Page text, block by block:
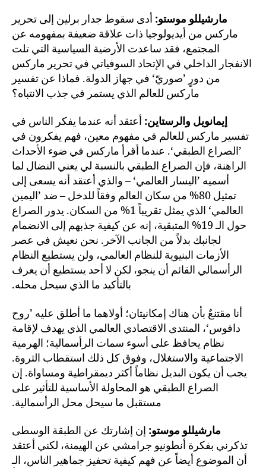
مارشيللو موستو: أدى سقوط جدار برلين إلى تحرير
ماركس من أيديولوجيا ذات علاقة ضعيفة بمفهومه عن
المجتمع، فقد ساعدت الأرضية السياسية التي تلت
الانفجار الداخلي في الإتحاد السوفياتي في تحرير ماركس
من دورٍ ’صوريّ‘ في جهاز الدولة. فماذا عن تفسير
ماركس للعالم الذي يستمر في جذب الانتباه؟
إيمانويل والرستاين: أعتقد أنه عندما يفكر الناس في
تفسير ماركس للعالم في مفهوم معين، فهم يفكرون في
’الصراع الطبقي‘. عندما أقرأ ماركس في ضوء الأحداث
الراهنة، فإن الصراع الطبقي بالنسبة لي يعني النضال لما
أسميه ’اليسار العالمي‘ – والذي أعتقد أنه يسعى إلى
تمثيل 80% من سكان العالم وفقاً للدخل – ضد ’اليمين
العالمي‘ الذي يمثل تقريباً 1% من السكان. يدور الصراع
حول الـ 19% المتبقية، إنه عن كيفية جذبهم إلى الانضمام
لجانبك بدلاً من الجانب الآخر. نحن نعيش في عصر
الأزمات البنيوية للنظام العالمي، ولن يستطيع النظام
الرأسمالي القائم أن ينجو، لكن لا أحد يستطيع أن يعرف
بالتأكيد ما الذي سيحل محله.
أنا مقتنعٌ بأن هناك إمكانيتان؛ أولاهما ما أطلق عليه ’روح
دافوس‘، المنتدى الاقتصادي العالمي الذي يهدف لإقامة
نظام يحافظ على أسوء سمات الرأسمالية؛ الهرمية
الاجتماعية والاستغلال، وفوق كل ذلك استقطاب الثروة.
يجب أن يكون البديل نظاماً أكثر ديمقراطية ومساواة. إن
الصراع الطبقي هو المحاولة الأساسية للتأثير على
مستقبل ما سيحل محل الرأسمالية.
مارشيللو موستو: إن إشارتك عن الطبقة الوسطى
تذكرني بفكرة أنطونيو جرامشي عن الهيمنة، لكني أعتقد
أن الموضوع أيضاً عن فهم كيفية تحفيز جماهير الناس، الـ